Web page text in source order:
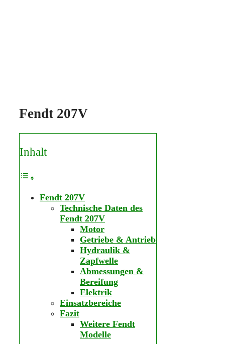
Fendt 207V
Inhalt
Fendt 207V
Technische Daten des
Fendt 207V
Motor
Getriebe & Antrieb
Hydraulik &
Zapfwelle
Abmessungen &
Bereifung
Elektrik
Einsatzbereiche
Fazit
Weitere Fendt
Modelle